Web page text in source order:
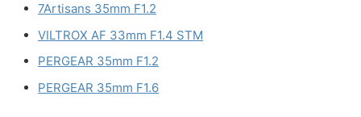
7Artisans 35mm F1.2
VILTROX AF 33mm F1.4 STM
PERGEAR 35mm F1.2
PERGEAR 35mm F1.6